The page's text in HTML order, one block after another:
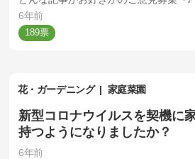
6年前
189
花・ガーデニング 家庭菜園
新型コロナウイルスを契機に
持つようになりましたか？
6年前